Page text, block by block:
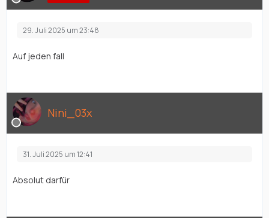
29. Juli 2025 um 23:48
Auf jeden fall
Nini_03x
31. Juli 2025 um 12:41
Absolut darfür